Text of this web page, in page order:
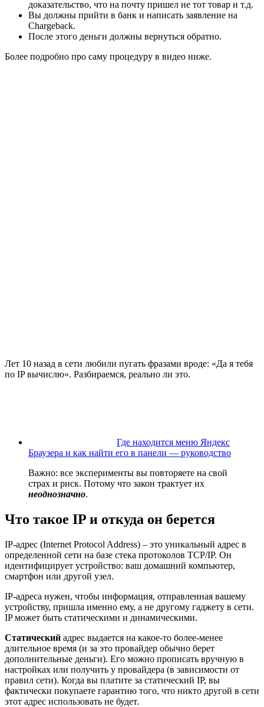
доказательство, что на почту пришел не тот товар и т.д.
Вы должны прийти в банк и написать заявление на
Chargeback.
После этого деньги должны вернуться обратно.
Более подробно про саму процедуру в видео ниже.
Лет 10 назад в сети любили пугать фразами вроде: «Да я тебя
по IP вычислю». Разбираемся, реально ли это.
Где находится меню Яндекс
Браузера и как найти его в панели — руководство
Важно: все эксперименты вы повторяете на свой
страх и риск. Потому что закон трактует их
неоднозначно.
Что такое IP и откуда он берется
IP-адрес (Internet Protocol Address) – это уникальный адрес в
определенной сети на базе стека протоколов TCP/IP. Он
идентифицирует устройство: ваш домашний компьютер,
смартфон или другой узел.
IP-адреса нужен, чтобы информация, отправленная вашему
устройству, пришла именно ему, а не другому гаджету в сети.
IP может быть статическими и динамическими.
Статический адрес выдается на какое-то более-менее
длительное время (и за это провайдер обычно берет
дополнительные деньги). Его можно прописать вручную в
настройках или получить у провайдера (в зависимости от
правил сети). Когда вы платите за статический IP, вы
фактически покупаете гарантию того, что никто другой в сети
этот адрес использовать не будет.